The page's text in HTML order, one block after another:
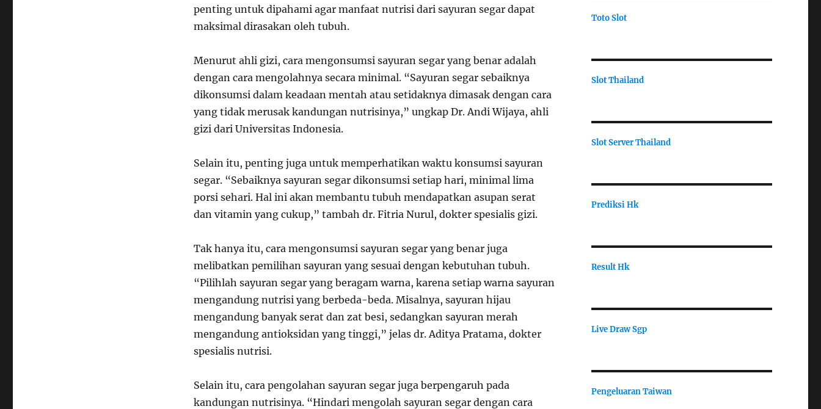
penting untuk dipahami agar manfaat nutrisi dari sayuran segar dapat
maksimal dirasakan oleh tubuh.
Menurut ahli gizi, cara mengonsumsi sayuran segar yang benar adalah
dengan cara mengolahnya secara minimal. “Sayuran segar sebaiknya
dikonsumsi dalam keadaan mentah atau setidaknya dimasak dengan cara
yang tidak merusak kandungan nutrisinya,” ungkap Dr. Andi Wijaya, ahli
gizi dari Universitas Indonesia.
Selain itu, penting juga untuk memperhatikan waktu konsumsi sayuran
segar. “Sebaiknya sayuran segar dikonsumsi setiap hari, minimal lima
porsi sehari. Hal ini akan membantu tubuh mendapatkan asupan serat
dan vitamin yang cukup,” tambah dr. Fitria Nurul, dokter spesialis gizi.
Tak hanya itu, cara mengonsumsi sayuran segar yang benar juga
melibatkan pemilihan sayuran yang sesuai dengan kebutuhan tubuh.
“Pilihlah sayuran segar yang beragam warna, karena setiap warna sayuran
mengandung nutrisi yang berbeda-beda. Misalnya, sayuran hijau
mengandung banyak serat dan zat besi, sedangkan sayuran merah
mengandung antioksidan yang tinggi,” jelas dr. Aditya Pratama, dokter
spesialis nutrisi.
Selain itu, cara pengolahan sayuran segar juga berpengaruh pada
kandungan nutrisinya. “Hindari mengolah sayuran segar dengan cara
Toto Slot
Slot Thailand
Slot Server Thailand
Prediksi Hk
Result Hk
Live Draw Sgp
Pengeluaran Taiwan